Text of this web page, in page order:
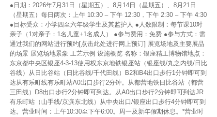
●日期：2026年7月31日（星期五）、8月14日（星期五）、8月21日
（星期五）每日两次：上午 10:30 – 下午 12:30，下午 2:30 – 下午 4:30
●目标受众：小学四至六年级学生及其监护人 ●人数限制：每节课10对
亲子（1对亲子：1名儿童+1名成人） ●参与费用：免费 ●参与方式：需
通过我们的网站进行预约[点击此处进行网上预订] 展览场地及主要展品
的场景 展览场地景象 工艺示例 设施概览 名称：银座精工博物馆地点：
东京都中央区银座4-3-13使用权东京地铁银座站（银座线/丸之内线/日比
谷线）从日比谷站（日比谷线/千代田线）B2和B4出口步行1分钟即可到
达从有乐町线有乐町站A0出口步行2分钟。从都营地铁日比谷站（都营
三田线）D8出口步行2分钟即可到达。从A0出口步行2分钟即可到达JR
有乐町站（山手线/京滨东北线）从中央出口/银座出口步行4分钟即可到
达。营业时间：上午10:30至下午6:00。周一及新年假期休息。*营业时